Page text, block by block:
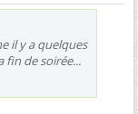
il y a quelques
fin de soirée...